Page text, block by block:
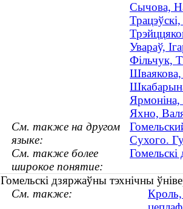
Сычова,
Увараў,
Фільчук,
Шваякова,
Ярмоніна,
Яхно,
См. также на другом
языке:
Сухого.
См. также более
широкое понятие:
Гомельскі дзяржаўны тэхнічны
См. также:
Кроль,